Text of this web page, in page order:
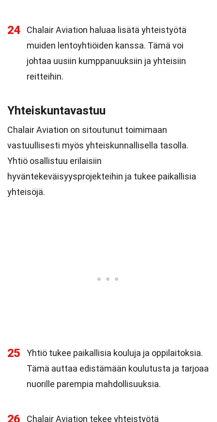
24
Chalair Aviation haluaa lisätä yhteistyötä
muiden lentoyhtiöiden kanssa. Tämä voi
johtaa uusiin kumppanuuksiin ja yhteisiin
reitteihin.
Yhteiskuntavastuu
Chalair Aviation on sitoutunut toimimaan
vastuullisesti myös yhteiskunnallisella tasolla.
Yhtiö osallistuu erilaisiin
hyväntekeväisyysprojekteihin ja tukee paikallisia
yhteisöjä.
25
Yhtiö tukee paikallisia kouluja ja oppilaitoksia.
Tämä auttaa edistämään koulutusta ja tarjoaa
nuorille parempia mahdollisuuksia.
26 Chalair Aviation tekee yhteistyötä